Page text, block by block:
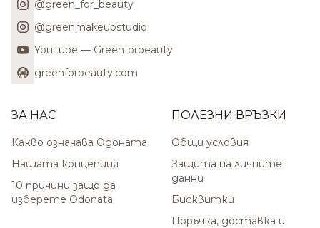
@green_for_beauty
@greenmakeupstudio
YouTube — Greenforbeauty
greenforbeauty.com
ЗА НАС
Какво означава Одоната
Нашата концепция
10 причини защо да
изберете Odonata
ПОЛЕЗНИ ВРЪЗКИ
Общи условия
Защита на личните
данни
Бисквитки
Поръчка, доставка и